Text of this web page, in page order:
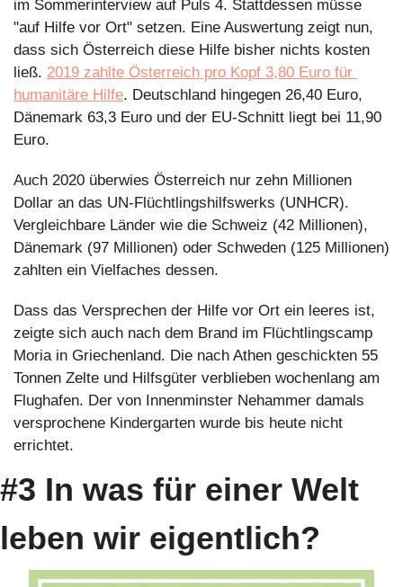
im Sommerinterview auf Puls 4. Stattdessen müsse
"auf Hilfe vor Ort" setzen. Eine Auswertung zeigt nun,
dass sich Österreich diese Hilfe bisher nichts kosten
ließ. 2019 zahlte Österreich pro Kopf 3,80 Euro für
humanitäre Hilfe. Deutschland hingegen 26,40 Euro,
Dänemark 63,3 Euro und der EU-Schnitt liegt bei 11,90
Euro.
Auch 2020 überwies Österreich nur zehn Millionen
Dollar an das UN-Flüchtlingshilfswerks (UNHCR).
Vergleichbare Länder wie die Schweiz (42 Millionen),
Dänemark (97 Millionen) oder Schweden (125 Millionen)
zahlten ein Vielfaches dessen.
Dass das Versprechen der Hilfe vor Ort ein leeres ist,
zeigte sich auch nach dem Brand im Flüchtlingscamp
Moria in Griechenland. Die nach Athen geschickten 55
Tonnen Zelte und Hilfsgüter verblieben wochenlang am
Flughafen. Der von Innenminster Nehammer damals
versprochene Kindergarten wurde bis heute nicht
errichtet.
#3 In was für einer Welt
leben wir eigentlich?